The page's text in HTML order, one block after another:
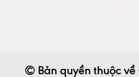
© Bản quyền thuộc về